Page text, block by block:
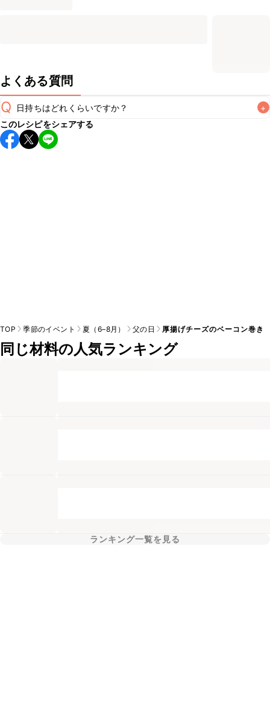
よくある質問
Q 日持ちはどれくらいですか？ +
保存期間は冷蔵で翌日中が目安です。なるべくお早めにお召
し上がりください。
このレシピをシェアする
TOP 季節のイベント 夏（6–8月） 父の日 厚揚げチーズのベーコン巻き
同じ材料の人気ランキング
ランキング一覧を見る